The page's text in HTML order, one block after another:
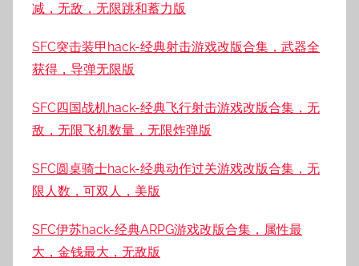
减，无敌，无限跳和蓄力版
SFC突击装甲hack-经典射击游戏改版合集，武器全
获得，导弹无限版
SFC四国战机hack-经典飞行射击游戏改版合集，无
敌，无限飞机数量，无限炸弹版
SFC圆桌骑士hack-经典动作过关游戏改版合集，无
限人数，可双人，美版
SFC伊苏hack-经典ARPG游戏改版合集，属性最
大，金钱最大，无敌版